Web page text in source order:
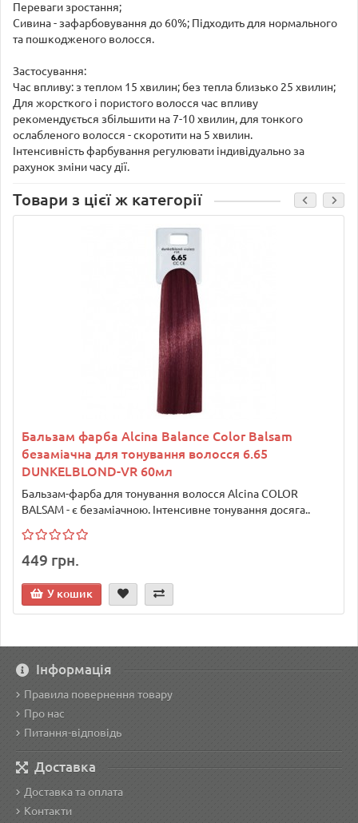
Переваги зростання;
Сивина - зафарбовування до 60%; Підходить для нормального
та пошкодженого волосся.
Застосування:
Час впливу: з теплом 15 хвилин; без тепла близько 25 хвилин;
Для жорсткого і пористого волосся час впливу
рекомендується збільшити на 7-10 хвилин, для тонкого
ослабленого волосся - скоротити на 5 хвилин.
Інтенсивність фарбування регулювати індивідуально за
рахунок зміни часу дії.
Товари з цієї ж категорії
Бальзам фарба Alcina Balance Color Balsam
безаміачна для тонування волосся 6.65
DUNKELBLOND-VR 60мл
Бальзам-фарба для тонування волосся Alcina COLOR
BALSAM - є безаміачною. Інтенсивне тонування досяга..
449 грн.
У кошик
Інформація
Правила повернення товару
Про нас
Питання-відповідь
Доставка
Доставка та оплата
Контакти